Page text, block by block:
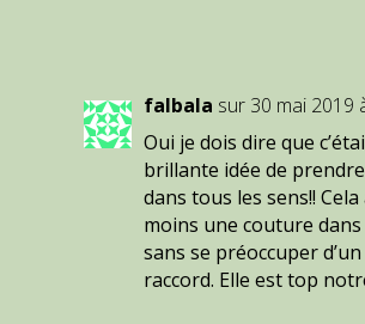
falbala sur 30 mai 2019
Oui je dois dire que
brillante idée de
dans tous les sens!!
moins une couture
sans se préoccuper
raccord. Elle est top